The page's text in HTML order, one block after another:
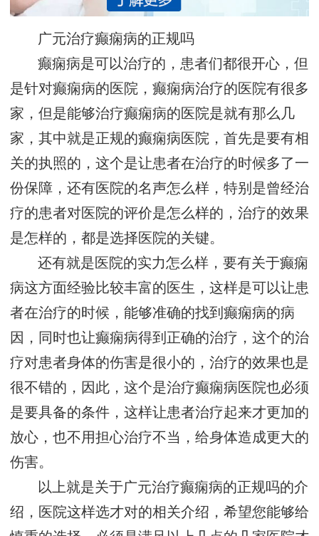
广元治疗癫痫病的正规吗
癫痫病是可以治疗的，患者们都很开心，但
是针对癫痫病的医院，癫痫病治疗的医院有很多
家，但是能够治疗癫痫病的医院是就有那么几
家，其中就是正规的癫痫病医院，首先是要有相
关的执照的，这个是让患者在治疗的时候多了一
份保障，还有医院的名声怎么样，特别是曾经治
疗的患者对医院的评价是怎么样的，治疗的效果
是怎样的，都是选择医院的关键。
还有就是医院的实力怎么样，要有关于癫痫
病这方面经验比较丰富的医生，这样是可以让患
者在治疗的时候，能够准确的找到癫痫病的病
因，同时也让癫痫病得到正确的治疗，这个的治
疗对患者身体的伤害是很小的，治疗的效果也是
很不错的，因此，这个是治疗癫痫病医院也必须
是要具备的条件，这样让患者治疗起来才更加的
放心，也不用担心治疗不当，给身体造成更大的
伤害。
以上就是关于广元治疗癫痫病的正规吗的介
绍，医院这样选才对的相关介绍，希望您能够给